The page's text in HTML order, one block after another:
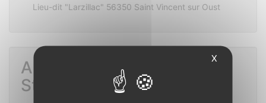
Lieu-dit "Larzillac" 56350 Saint Vincent sur Oust
Animation tennis du TCO à
St Jacut
X